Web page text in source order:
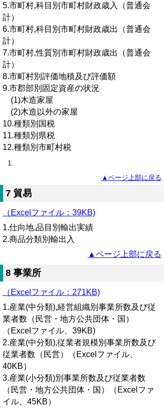
5.市町村,科目別市町村財政歳入（普通会
計）
6.市町村,科目別市町村財政歳出（普通会
計）
7.市町村,性質別市町村財政歳出（普通会
計）
8.市町村別評価地積及び評価額
9.市郡部別固定資産の状況
(1)木造家屋
(2)木造以外の家屋
10.種類別国税
11.種類別県税
12.種類別市町村税
▲ページ上部に戻る
7 貿易
（Excelファイル： 39KB)
1.仕向地,品目別輸出実績
2.商品分類別輸出入
▲ページ上部に戻る
8 事業所
（Excelファイル：271KB)
1.産業(中分類),経営組織別事業所数及び従
業者数（民営・地方公共団体・国）
（Excelファイル、39KB)
2.産業(中分類),従業者規模別事業所数及び
従業者数（民営）（Excelファイル、
40KB）
3.産業(小分類)別事業所数及び従業者数
（民営・地方公共団体・国）（Excelファ
イル、45KB）